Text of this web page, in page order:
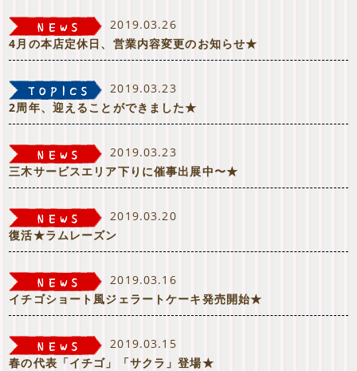
2019.03.26
4月の本店定休日、営業内容変更のお知らせ★
2019.03.23
2周年、迎えることができました★
2019.03.23
三木サービスエリア下りに催事出展中〜★
2019.03.20
復活★ラムレーズン
2019.03.16
イチゴショート風ジェラートケーキ発売開始★
2019.03.15
春の代表「イチゴ」「サクラ」登場★